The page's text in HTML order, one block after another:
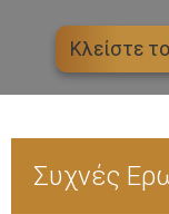
Κλείστε
Συχνές